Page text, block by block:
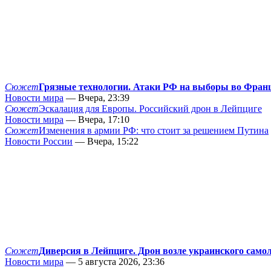
СюжетГрязные технологии. Атаки РФ на выборы во
Новости мира — Вчера, 23:39
СюжетЭскалация для Европы. Российский дрон в Лейпциге
Новости мира — Вчера, 17:10
СюжетИзменения в армии РФ: что стоит за решением Путина
Новости России — Вчера, 15:22
СюжетДиверсия в Лейпциге. Дрон возле украинского
Новости мира — 5 августа 2026, 23:36